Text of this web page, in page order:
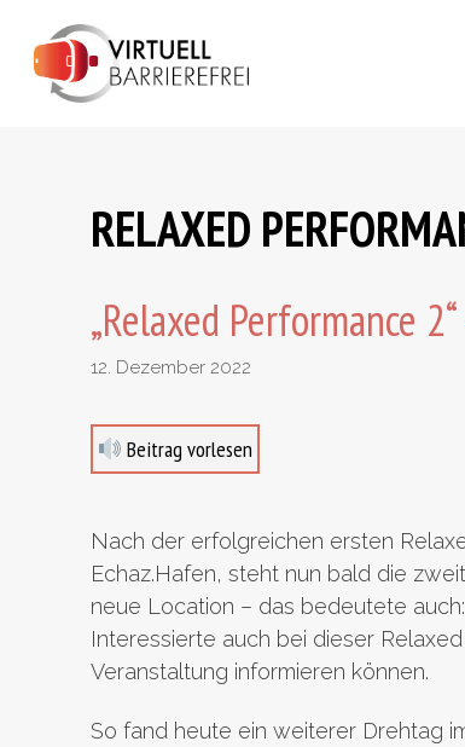
Inhalt
springen
RELAXED
„Relaxed Performance
12. Dezember 2022
Beitrag vorlesen
Nach der erfolgreichen ersten
Echaz.Hafen, steht nun bald die
neue Location – das bedeutete
Interessierte auch bei dieser
Veranstaltung informieren können.
So fand heute ein weiterer Drehtag